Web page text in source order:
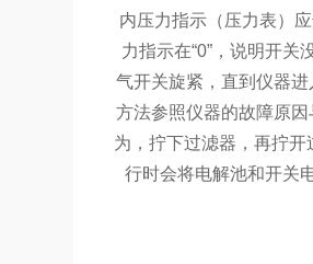
内压力指示（压力表）应
力指示在“0”，说明开
气开关旋紧，直到仪器进
方法参照仪器的故障原因与
为，拧下过滤器，再拧
行时会将电解池和开关电